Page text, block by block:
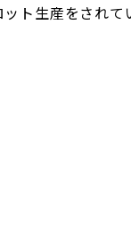
ト生産をされ